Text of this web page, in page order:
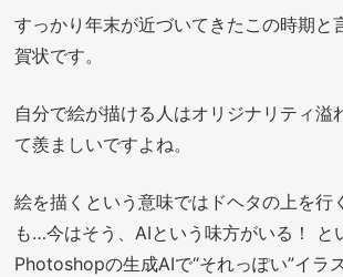
すっかり年末が近づいてきたこの時期と
賀状です。
自分で絵が描ける人はオリジナリティ溢
て羨ましいですよね。
絵を描くという意味ではドヘタの上を行
も…今はそう、AIという味方がいる！ と
Photoshopの生成AIで“それっぽい”イラ